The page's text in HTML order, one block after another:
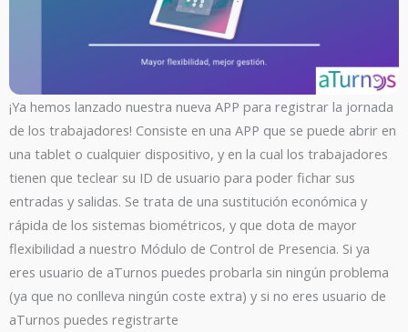
¡Ya hemos lanzado nuestra nueva APP para registrar la jornada
de los trabajadores! Consiste en una APP que se puede abrir en
una tablet o cualquier dispositivo, y en la cual los trabajadores
tienen que teclear su ID de usuario para poder fichar sus
entradas y salidas. Se trata de una sustitución económica y
rápida de los sistemas biométricos, y que dota de mayor
flexibilidad a nuestro Módulo de Control de Presencia. Si ya
eres usuario de aTurnos puedes probarla sin ningún problema
(ya que no conlleva ningún coste extra) y si no eres usuario de
aTurnos puedes registrarte